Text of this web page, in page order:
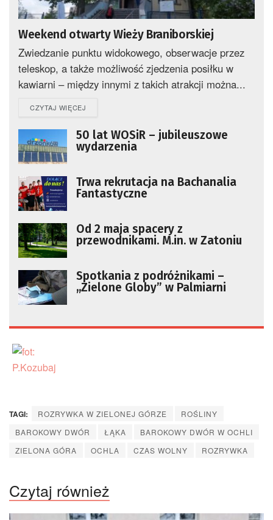
Weekend otwarty Wieży Braniborskiej
Zwiedzanie punktu widokowego, obserwacje przez
teleskop, a także możliwość zjedzenia posiłku w
kawiarni – między innymi z takich atrakcji można...
CZYTAJ WIĘCEJ
50 lat WOSiR – jubileuszowe
wydarzenia
Trwa rekrutacja na Bachanalia
Fantastyczne
Od 2 maja spacery z
przewodnikami. M.in. w Zatoniu
Spotkania z podróżnikami –
,,Zielone Globy” w Palmiarni
TAGI: ROZRYWKA W ZIELONEJ GÓRZE
ROŚLINY
BAROKOWY DWÓR
ŁĄKA
BAROKOWY DWÓR W OCHLI
ZIELONA GÓRA
OCHLA CZAS WOLNY ROZRYWKA
Czytaj również